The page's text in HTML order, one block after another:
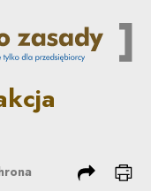
podziel się